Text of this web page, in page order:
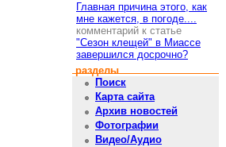
Главная причина этого, как
мне кажется, в погоде....
комментарий к статье
"Сезон клещей" в Миассе
завершился досрочно?
разделы
Поиск
Карта сайта
Архив новостей
Фотографии
Видео/Аудио